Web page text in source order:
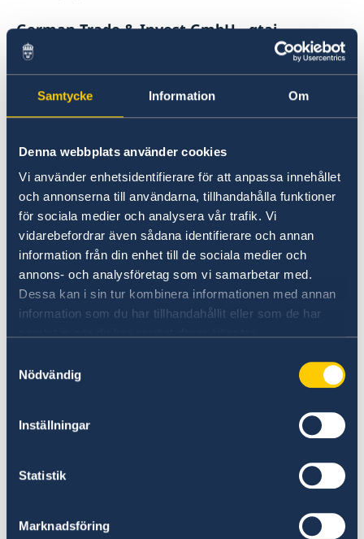
Samtycke Information Om
Denna webbplats använder cookies
Vi använder enhetsidentifierare för att anpassa innehållet
och annonserna till användarna, tillhandahålla funktioner
för sociala medier och analysera vår trafik. Vi
vidarebefordrar även sådana identifierare och annan
information från din enhet till de sociala medier och
annons- och analysföretag som vi samarbetar med.
Dessa kan i sin tur kombinera informationen med annan
information som du har tillhandahållit eller som de har
Nödvändig
Inställningar
Statistik
Marknadsföring
German Trade & Invest GmbH - gtai
Box 27104
S-102 52 Stockholm
Tel.: 0046-8-665 18 72
ARD German Radio & TV
Studio Stockholm | NDR
Linnégatan 87A
Box 24053
10451 Stockholm
Tel.: 0046-8-54 56 63 30
E-Mail: ard.tv.stockholm@ndr.de
&
ard.radio.stockholm@ndr.de
Karlavägen 25
114 31 Stockholm
E-Mail:dss@tyskaskolan.se
18121 Lidingö